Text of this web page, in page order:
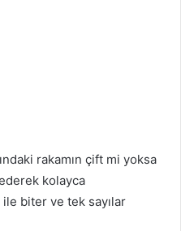
rakamın çift mi yoksa
kolayca
biter ve tek sayılar